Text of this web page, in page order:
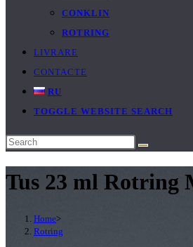
CONKLIN
ROTRING
LIVRARE
CONTACTE
RU
TOGGLE WEBSITE SEARCH
Tus 23 ml Rotring
Home>
Rotring